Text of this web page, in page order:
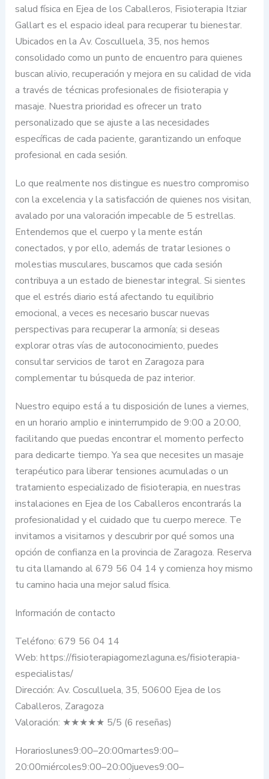
salud física en Ejea de los Caballeros, Fisioterapia Itziar
Gallart es el espacio ideal para recuperar tu bienestar.
Ubicados en la Av. Cosculluela, 35, nos hemos
consolidado como un punto de encuentro para quienes
buscan alivio, recuperación y mejora en su calidad de vida
a través de técnicas profesionales de fisioterapia y
masaje. Nuestra prioridad es ofrecer un trato
personalizado que se ajuste a las necesidades
específicas de cada paciente, garantizando un enfoque
profesional en cada sesión.
Lo que realmente nos distingue es nuestro compromiso
con la excelencia y la satisfacción de quienes nos visitan,
avalado por una valoración impecable de 5 estrellas.
Entendemos que el cuerpo y la mente están
conectados, y por ello, además de tratar lesiones o
molestias musculares, buscamos que cada sesión
contribuya a un estado de bienestar integral. Si sientes
que el estrés diario está afectando tu equilibrio
emocional, a veces es necesario buscar nuevas
perspectivas para recuperar la armonía; si deseas
explorar otras vías de autoconocimiento, puedes
consultar servicios de tarot en Zaragoza para
complementar tu búsqueda de paz interior.
Nuestro equipo está a tu disposición de lunes a viernes,
en un horario amplio e ininterrumpido de 9:00 a 20:00,
facilitando que puedas encontrar el momento perfecto
para dedicarte tiempo. Ya sea que necesites un masaje
terapéutico para liberar tensiones acumuladas o un
tratamiento especializado de fisioterapia, en nuestras
instalaciones en Ejea de los Caballeros encontrarás la
profesionalidad y el cuidado que tu cuerpo merece. Te
invitamos a visitarnos y descubrir por qué somos una
opción de confianza en la provincia de Zaragoza. Reserva
tu cita llamando al 679 56 04 14 y comienza hoy mismo
tu camino hacia una mejor salud física.
Información de contacto
Teléfono: 679 56 04 14
Web: https://fisioterapiagomezlaguna.es/fisioterapia-
especialistas/
Dirección: Av. Cosculluela, 35, 50600 Ejea de los
Caballeros, Zaragoza
Valoración: ★★★★★ 5/5 (6 reseñas)
Horarioslunes9:00–20:00martes9:00–
20:00miércoles9:00–20:00jueves9:00–